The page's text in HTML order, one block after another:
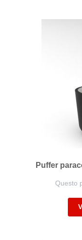
Puffer
Questo